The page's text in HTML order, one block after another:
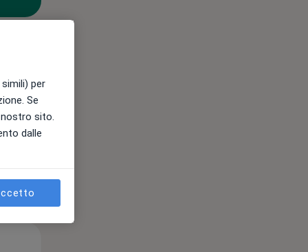
per
Se
sito.
dalle